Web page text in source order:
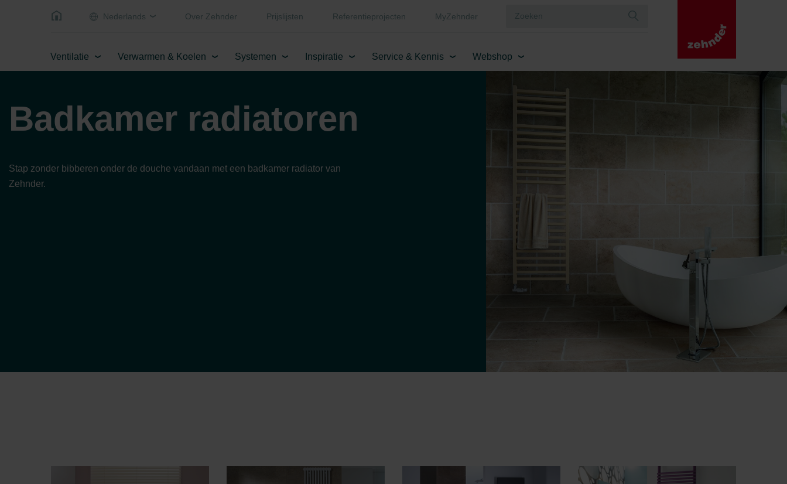
Nederlands Over Zehnder Prijslijsten Referentieprojecten MyZehnder
Ventilatie Verwarmen & Koelen Systemen Inspiratie Service & Kennis Webshop
Badkamer radiatoren
Stap zonder bibberen onder de douche vandaan met een badkamer radiator van
Zehnder.